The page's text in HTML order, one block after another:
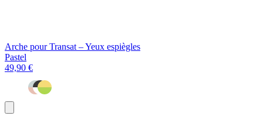
Arche pour Transat – Yeux espiègles
Pastel
49,90 €
au